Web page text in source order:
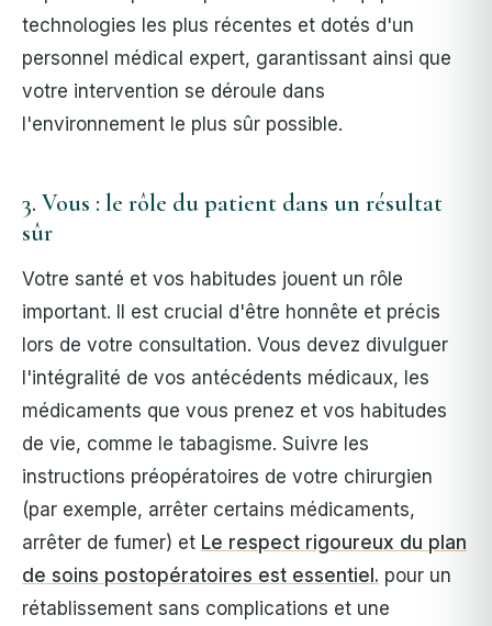
technologies les plus récentes et dotés d'un
personnel médical expert, garantissant ainsi que
votre intervention se déroule dans
l'environnement le plus sûr possible.
3. Vous : le rôle du patient dans un résultat
sûr
Votre santé et vos habitudes jouent un rôle
important. Il est crucial d'être honnête et précis
lors de votre consultation. Vous devez divulguer
l'intégralité de vos antécédents médicaux, les
médicaments que vous prenez et vos habitudes
de vie, comme le tabagisme. Suivre les
instructions préopératoires de votre chirurgien
(par exemple, arrêter certains médicaments,
arrêter de fumer) et Le respect rigoureux du plan
de soins postopératoires est essentiel. pour un
rétablissement sans complications et une